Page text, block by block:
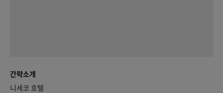
간략소개
니세코 호텔